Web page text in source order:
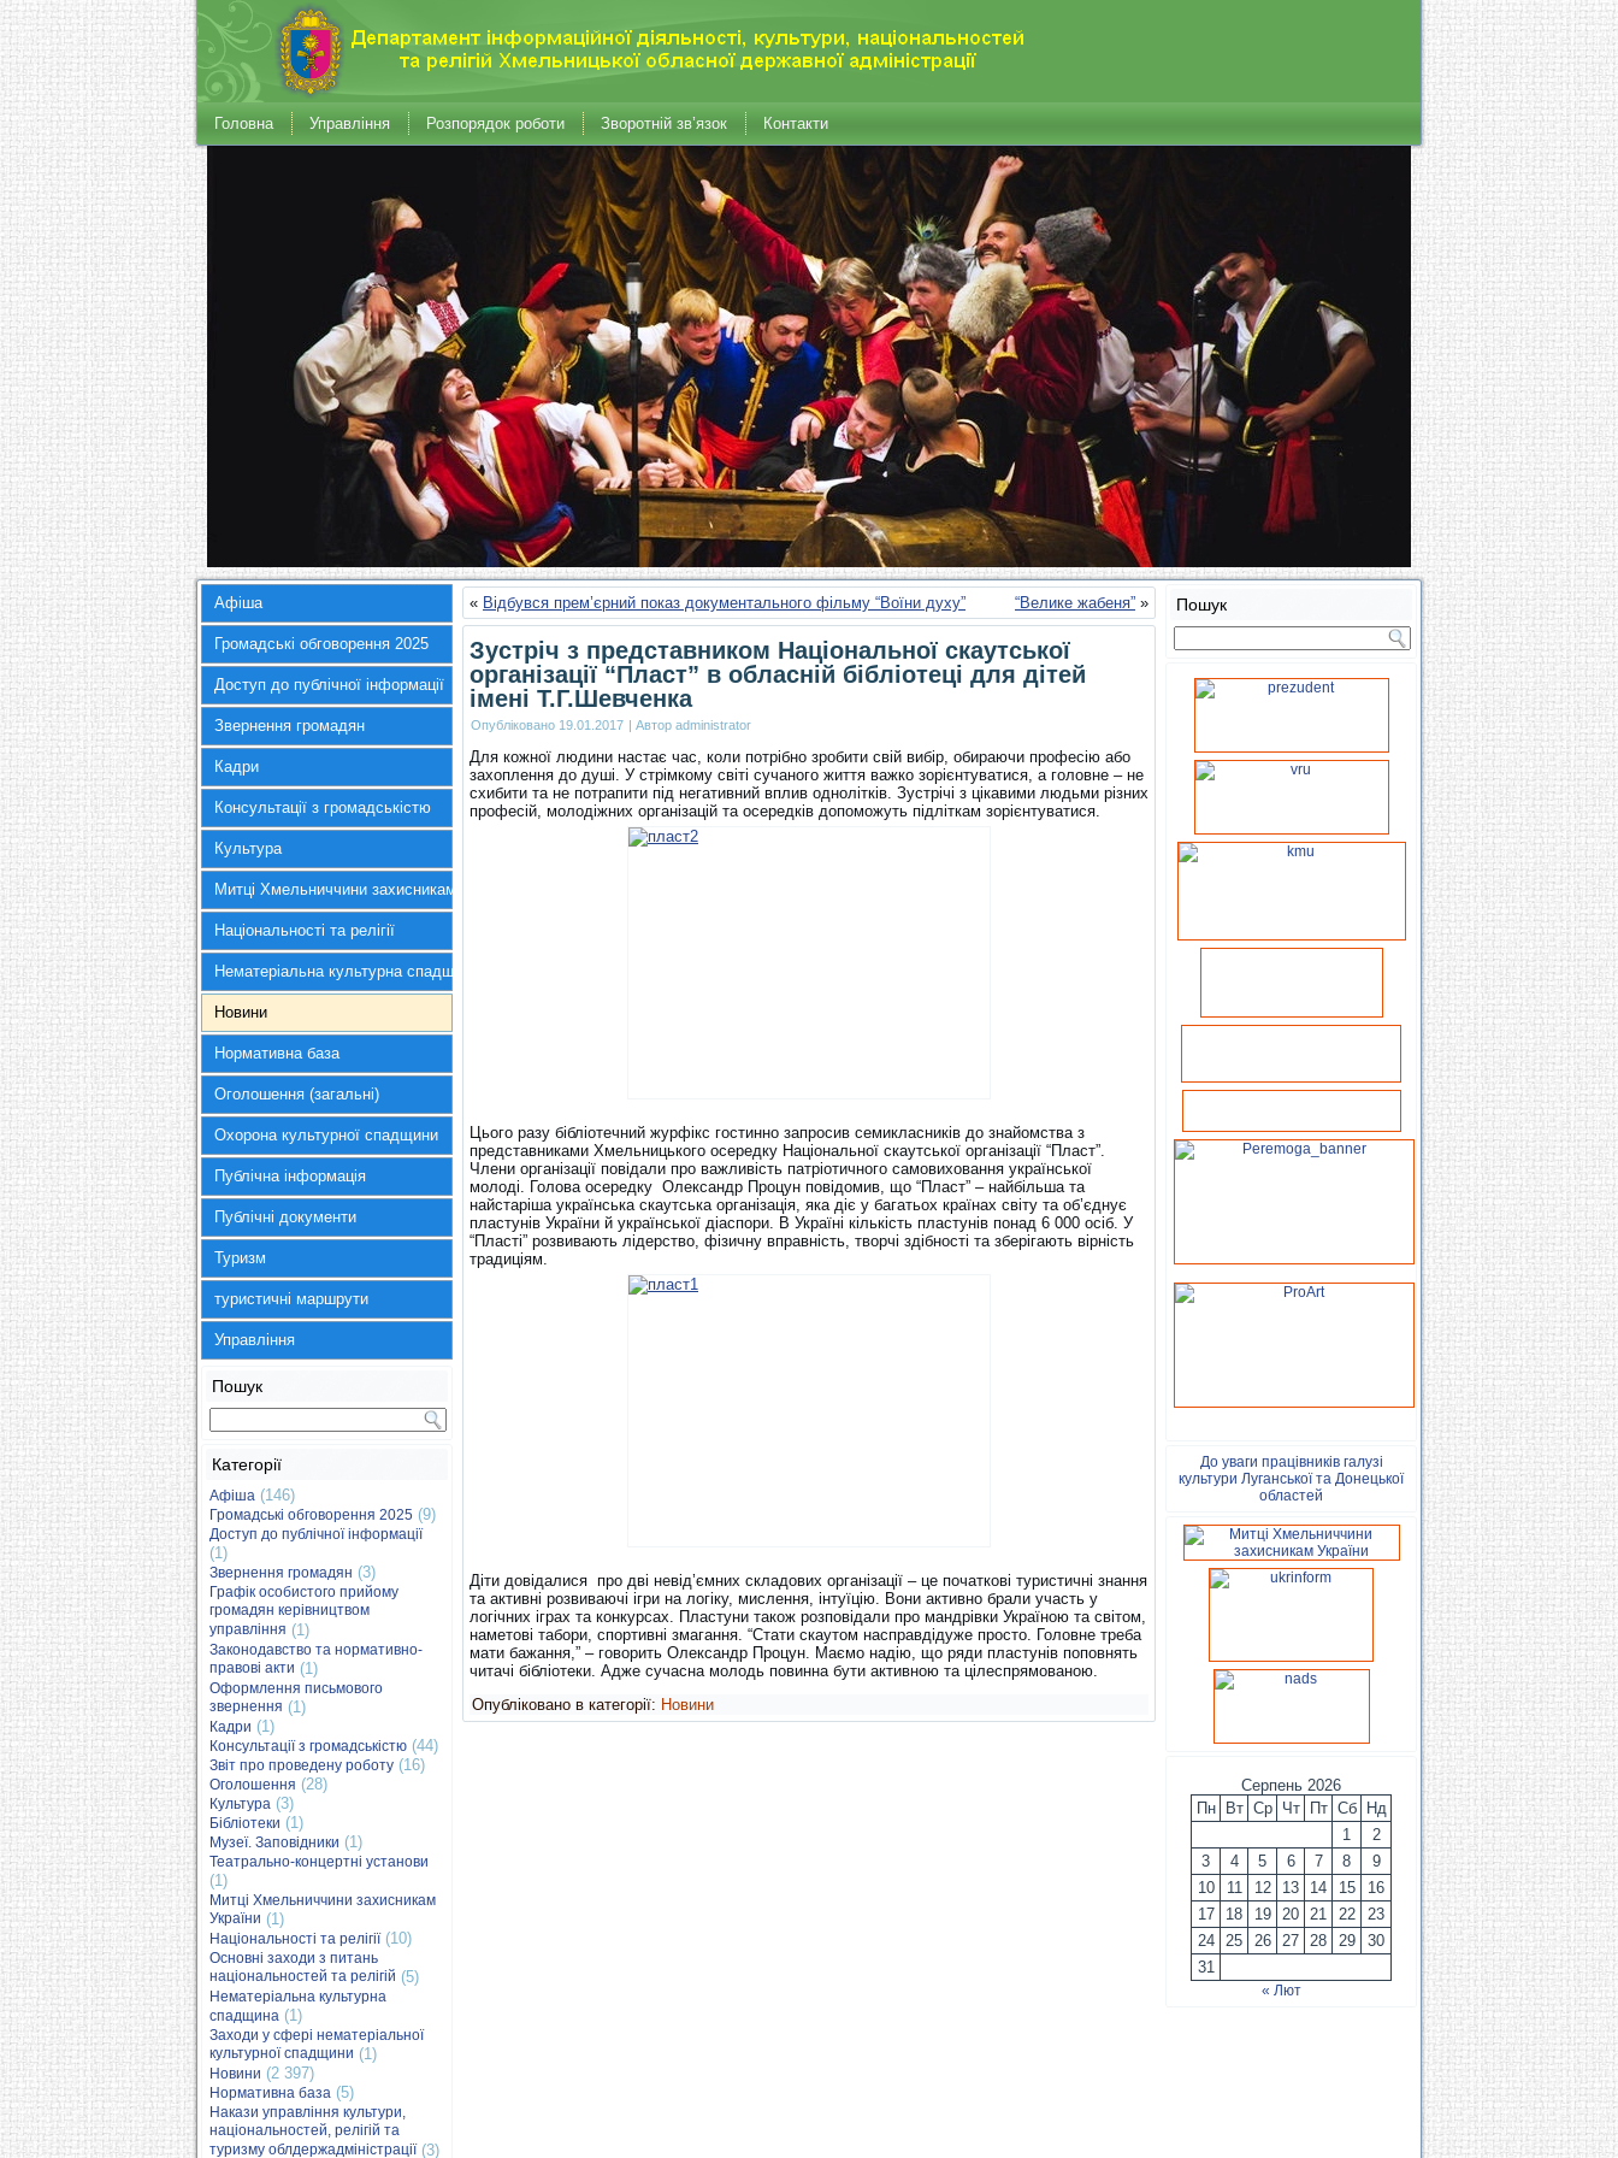
Головна Управління Розпорядок роботи Зворотній зв’язок Контакти
Афіша
Громадські обговорення 2025
Доступ до публічної інформації
Звернення громадян
Кадри
Консультації з громадськістю
Культура
Митці Хмельниччини захисникам України
Національності та релігії
Нематеріальна культурна спадщина
Новини
Нормативна база
Оголошення (загальні)
Охорона культурної спадщини
Публічна інформація
Публічні документи
Туризм
туристичні маршрути
Управління
Пошук
Категорії
Афіша (146)
Громадські обговорення 2025 (9)
Доступ до публічної інформації
(1)
Звернення громадян (3)
Графік особистого прийому
громадян керівництвом
управління (1)
Законодавство та нормативно-
правові акти (1)
Оформлення письмового
звернення (1)
Кадри (1)
Консультації з громадськістю (44)
Звіт про проведену роботу (16)
Оголошення (28)
Культура (3)
Бібліотеки (1)
Музеї. Заповідники (1)
Театрально-концертні установи
(1)
Митці Хмельниччини захисникам
України (1)
Національності та релігії(10)
Основні заходи з питань
національностей та релігій (5)
Нематеріальна культурна
спадщина (1)
Заходи у сфері нематеріальної
культурної спадщини (1)
Новини (2 397)
Нормативна база (5)
Накази управління культури,
національностей, релігій та
туризму облдержадміністрації(3)
« Відбувся прем’єрний показ документального фільму “Воїни духу” “Велике жабеня” »
Зустріч з представником Національної скаутської
організації “Пласт” в обласній бібліотеці для дітей
імені Т.Г.Шевченка
Опубліковано 19.01.2017 | Автор administrator
Для кожної людини настає час, коли потрібно зробити свій вибір, обираючи професію або
захоплення до душі. У стрімкому світі сучаного життя важко зорієнтуватися, а головне – не
схибити та не потрапити під негативний вплив однолітків. Зустрічі з цікавими людьми різних
професій, молодіжних організацій та осередків допоможуть підліткам зорієнтуватися.
Цього разу бібліотечний журфікс гостинно запросив семикласників до знайомства з
представниками Хмельницького осередку Національної скаутської організації “Пласт”.
Члени організації повідали про важливість патріотичного самовиховання української
молоді. Голова осередку Олександр Процун повідомив, що “Пласт” – найбільша та
найстаріша українська скаутська організація, яка діє у багатьох країнах світу та об’єднує
пластунів України й української діаспори. В Україні кількість пластунів понад 6 000 осіб. У
“Пласті” розвивають лідерство, фізичну вправність, творчі здібності та зберігають вірність
традиціям.
Діти довідалися про дві невід’ємних складових організації – це початкові туристичні знання
та активні розвиваючі ігри на логіку, мислення, інтуїцію. Вони активно брали участь у
логічних іграх та конкурсах. Пластуни також розповідали про мандрівки Україною та світом,
наметові табори, спортивні змагання. “Стати скаутом насправдідуже просто. Головне треба
мати бажання,” – говорить Олександр Процун. Маємо надію, що ряди пластунів поповнять
читачі бібліотеки. Адже сучасна молодь повинна бути активною та цілеспрямованою.
Опубліковано в категорії: Новини
Пошук
До уваги працівників галузі
культури Луганської та Донецької
областей
Серпень 2026
Пн
Вт Ср Чт Пт Сб
Нд
1
2
3
4 5 6 7 8
9
10
11 12 13 14 15
16
17
18 19 20 21 22
23
24
25 26 27 28 29
30
31
« Лют